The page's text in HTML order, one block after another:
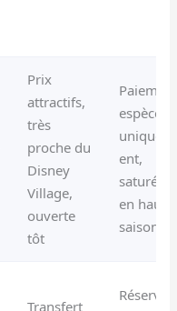
Prix
attractifs,
très
proche du
Disney
Village,
ouverte
tôt
espèces
uniquem
ent,
saturée
en haute
saison
Transfert
Réservé